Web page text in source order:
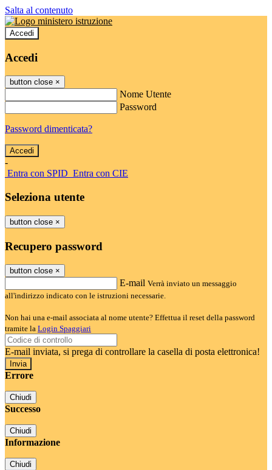
Salta al contenuto
Accedi
Accedi
button close ×
Nome Utente
Password
Password dimenticata?
-
Entra con SPID Entra con CIE
Seleziona utente
button close ×
Recupero password
button close ×
E-mail Verrà inviato un messaggio
all'indirizzo indicato con le istruzioni necessarie.
Non hai una e-mail associata al nome utente? Effettua il reset della password
tramite la Login Spaggiari
E-mail inviata, si prega di controllare la casella di posta elettronica!
Errore
Chiudi
Successo
Chiudi
Informazione
Chiudi